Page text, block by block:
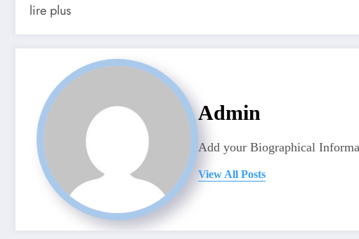
lire plus
Admin
Add your Biographical
View All Posts